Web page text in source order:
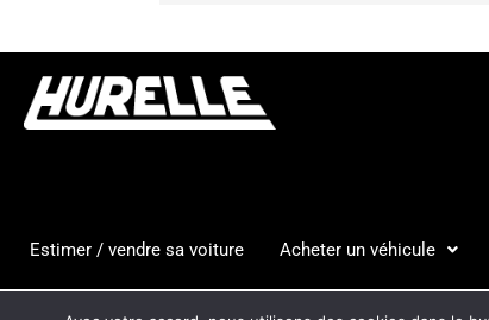
Estimer / vendre sa voiture Acheter un véhicule